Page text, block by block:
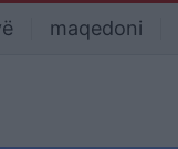
maqedoni